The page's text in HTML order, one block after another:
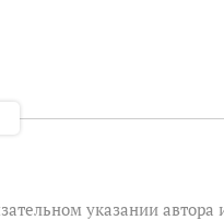
указании автора